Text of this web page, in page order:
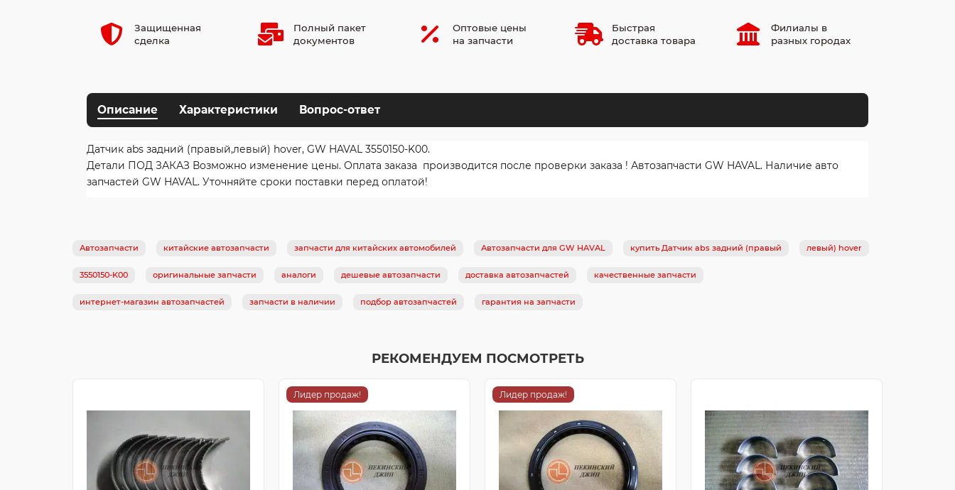
Защищенная
сделка
Полный пакет
документов
Оптовые цены
на запчасти
Быстрая
доставка товара
Филиалы в
разных городах
Описание Характеристики Вопрос-ответ
Датчик abs задний (правый,левый) hover, GW HAVAL 3550150-K00.
Детали ПОД ЗАКАЗ Возможно изменение цены. Оплата заказа производится после проверки заказа ! Автозапчасти GW HAVAL. Наличие авто
запчастей GW HAVAL. Уточняйте сроки поставки перед оплатой!
Автозапчасти китайские автозапчасти запчасти для китайских автомобилей Автозапчасти для GW HAVAL купить Датчик abs задний (правый левый) hover
3550150-K00 оригинальные запчасти аналоги дешевые автозапчасти доставка автозапчастей качественные запчасти
интернет-магазин автозапчастей запчасти в наличии подбор автозапчастей гарантия на запчасти
РЕКОМЕНДУЕМ ПОСМОТРЕТЬ
Лидер продаж! Лидер продаж!